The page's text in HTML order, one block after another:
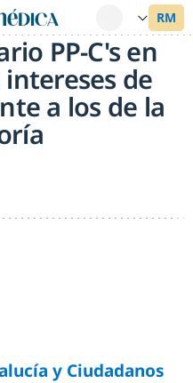
PP-C's en
de
a los de la
y Ciudadanos